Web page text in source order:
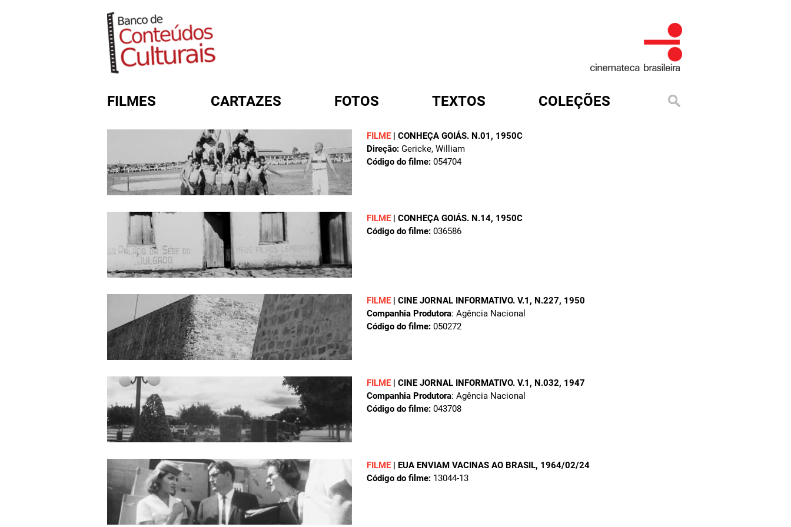
FILMES CARTAZES FOTOS TEXTOS COLEÇÕES
FILME | CONHEÇA GOIÁS. N.01 , 1950C
Direção: Gericke, William
Código do filme: 054704
FILME | CONHEÇA GOIÁS. N.14, 1950C
Código do filme: 036586
FILME | CINE JORNAL INFORMATIVO. V.1, N.227, 1950
Companhia Produtora: Agência Nacional
Código do filme: 050272
FILME | CINE JORNAL INFORMATIVO. V.1, N.032, 1947
Companhia Produtora: Agência Nacional
Código do filme: 043708
FILME | EUA ENVIAM VACINAS AO BRASIL, 1964/02/24
Código do filme: 13044-13
FORMULÁRIO DE BUSCA